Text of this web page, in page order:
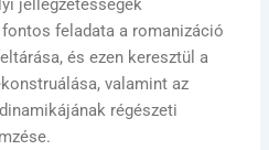
jellegzetességek
feladata a romanizáció
és ezen keresztül a
valamint az
régészeti